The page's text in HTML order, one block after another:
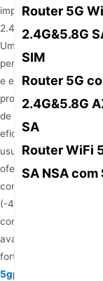
Router 5G
2.4G&5.8G
SIM
Router 5G
2.4G&5.8G
SA
Router WiFi
SA NSA
impressionantes de
2.4GHz e 5.8GHz
Um dos seus
permite chamadas
e em pequenos
processador
de memória flash,
eficiente de múltiplos
usuários e recursos
oferece cobertura
complexa de rede.
(-40°C a +70°C) e
construído para
avaliações de
forte cobertura de
5gpara casa opção